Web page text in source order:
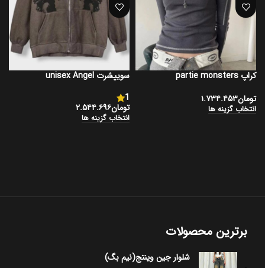
کراپ partie monsters
تومان۱.۷۳۴.۴۵۳
انتخاب گزینه ها
سوییشرت unisex Angel
1
تومان۲.۵۴۴.۶۹۶
انتخاب گزینه ها
برترین محصولات
شلوار جین وینتج(نیم بگ)